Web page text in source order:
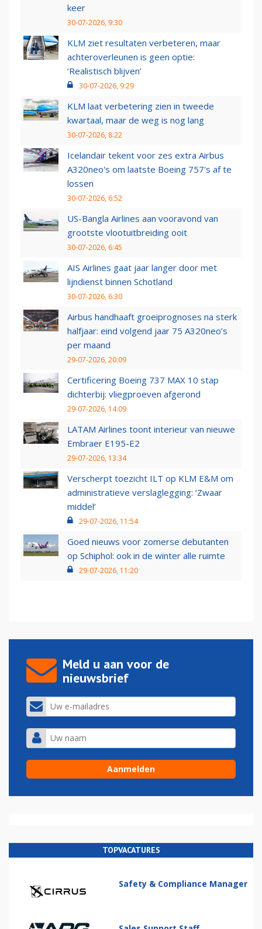
keer
30-07-2026, 9:30
KLM ziet resultaten verbeteren, maar
achteroverleunen is geen optie:
‘Realistisch blijven’
30-07-2026, 9:29
KLM laat verbetering zien in tweede
kwartaal, maar de weg is nog lang
30-07-2026, 8:22
Icelandair tekent voor zes extra Airbus
A320neo's om laatste Boeing 757's af te
lossen
30-07-2026, 6:52
US-Bangla Airlines aan vooravond van
grootste vlootuitbreiding ooit
30-07-2026, 6:45
AIS Airlines gaat jaar langer door met
lijndienst binnen Schotland
30-07-2026, 6:30
Airbus handhaaft groeiprognoses na sterk
halfjaar: eind volgend jaar 75 A320neo’s
per maand
29-07-2026, 20:09
Certificering Boeing 737 MAX 10 stap
dichterbij: vliegproeven afgerond
29-07-2026, 14:09
LATAM Airlines toont interieur van nieuwe
Embraer E195-E2
29-07-2026, 13:34
Verscherpt toezicht ILT op KLM E&M om
administratieve verslaglegging: ‘Zwaar
middel’
29-07-2026, 11:54
Goed nieuws voor zomerse debutanten
op Schiphol: ook in de winter alle ruimte
29-07-2026, 11:20
Meld u aan voor de
nieuwsbrief
TOPVACATURES
Safety & Compliance Manager